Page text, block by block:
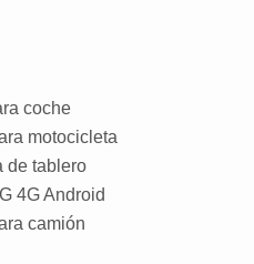
coche
motocicleta
de tablero
4G Android
camión